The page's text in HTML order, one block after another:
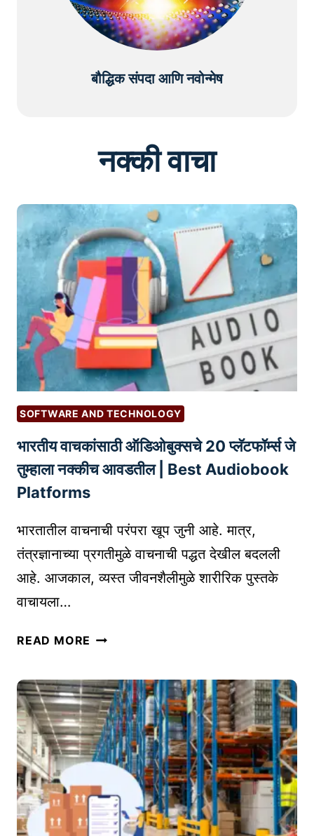
बौद्धिक संपदा आणि नवोन्मेष
नक्की वाचा
SOFTWARE AND TECHNOLOGY
भारतीय वाचकांसाठी ऑडिओबुक्सचे 20 प्लॅटफॉर्म्स जे
तुम्हाला नक्कीच आवडतील | Best Audiobook
Platforms
भारतातील वाचनाची परंपरा खूप जुनी आहे. मात्र,
तंत्रज्ञानाच्या प्रगतीमुळे वाचनाची पद्धत देखील बदलली
आहे. आजकाल, व्यस्त जीवनशैलीमुळे शारीरिक पुस्तके
वाचायला…
READ MORE भा
य
वा
च
कां
ठी
ऑ
डि